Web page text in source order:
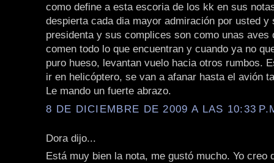
como define a esta escoria de los kk en sus
despierta cada dia mayor admiración por usted y
presidenta y sus complices son como unas aves
comen todo lo que encuentran y cuando ya no
puro hueso, levantan vuelo hacia otros rumbos.
ir en helicóptero, se van a afanar hasta el avión
Le mando un fuerte abrazo.
8 DE DICIEMBRE DE 2009 A LAS 10:33
Dora dijo...
Está muy bien la nota, me gustó mucho. Yo creo